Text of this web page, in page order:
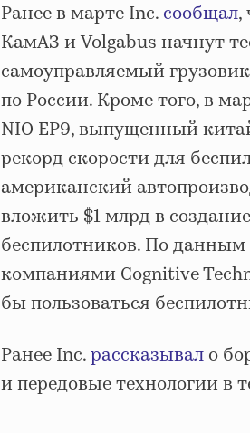
Ранее в марте Inc. сообщал,
КамАЗ и Volgabus начнут
самоуправляемый
по России. Кроме того, в
NIO EP9, выпущенный
рекорд скорости для
американский
вложить $1 млрд в
беспилотников. По данным
компаниями Cognitive
бы пользоваться
Ранее Inc.рассказывал о
и передовые технологии в